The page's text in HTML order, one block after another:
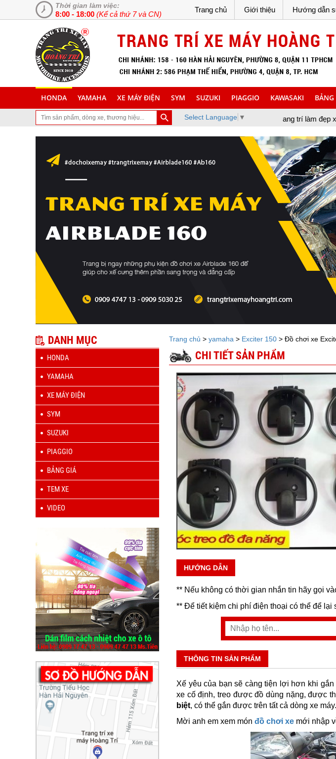
Thời gian làm việc:
8:00 - 18:00 (Kể cả thứ 7 và CN)
Trang chủ Giới thiệu Hướng dẫn
HONDA YAMAHA XE MÁY ĐIỆN SYM SUZUKI PIAGGIO KAWASAKI BẢNG
Select Language ▼
đã ghé thăm trang Web chuyên cung cấp và lắp đặt phụ tùng inox trang trí làm đẹp xe máy, xe tay
DANH MỤC
HONDA
YAMAHA
XE MÁY ĐIỆN
SYM
SUZUKI
PIAGGIO
BẢNG GIÁ
TEM XE
VIDEO
Trang chủ > yamaha > Exciter 150> Đồ chơi xe
CHI TIẾT SẢN PHẨM
HƯỚNG DẪN
** Nếu không có thời gian nhắn tin hãy gọi
** Để tiết kiệm chi phí điện thoại có thể để lại
THÔNG TIN SẢN PHẨM
Xế yêu của bạn sẽ càng tiện lợi hơn khi
xe cố định, treo được đồ dùng nặng, được
biệt, có thể gắn được trên tất cả dòng xe máy.
Mời anh em xem món đồ chơi xemới nhập